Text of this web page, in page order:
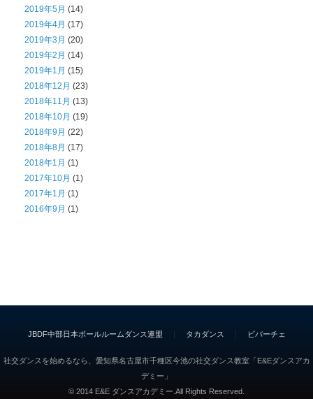
2019年5月 (14)
2019年4月 (17)
2019年3月 (20)
2019年2月 (14)
2019年1月 (15)
2018年12月 (23)
2018年11月 (13)
2018年10月 (19)
2018年9月 (22)
2018年8月 (17)
2018年1月 (1)
2017年10月 (1)
2017年1月 (1)
2016年9月 (1)
JBDF中部日本ボールルームダンス連盟 タカダンス ビバーチェ
社交ダンスを始めるなら、愛知県名古屋市千種区今池の社交ダンス教室「E&Eダンスアカ
デミー」
© 2014 E&E ダンスアカデミー.All Rights Reserved.